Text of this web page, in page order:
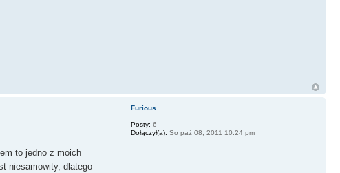
to jedno z moich
niesamowity, dlatego
Furious
Posty: 6
Dołączył(a): So paź 08, 2011 10:24 pm